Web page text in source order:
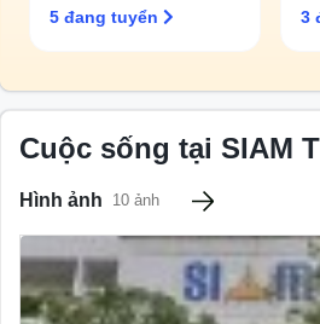
5 đang tuyển 3
Cuộc sống tại SIAM
Hình ảnh 10 ảnh